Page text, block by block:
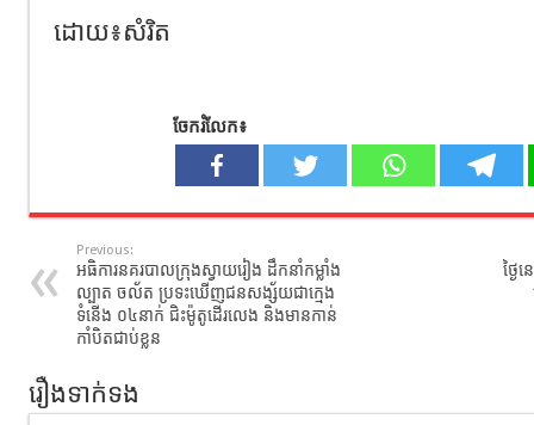
ដោយ៖សំរិត
ចែករំលែក៖
Previous:
អធិការនគរបាលក្រុងស្វាយរៀង ដឹកនាំកម្លាំង
ល្បាត ចល័ត ប្រទះឃើញជនសង្ស័យជាក្មេង
ទំនើង ០៤នាក់ ជិះម៉ូតូដើរលេង និងមានកាន់
កាំបិតជាប់ខ្លួន
ថ្ងៃ
រឿងទាក់ទង